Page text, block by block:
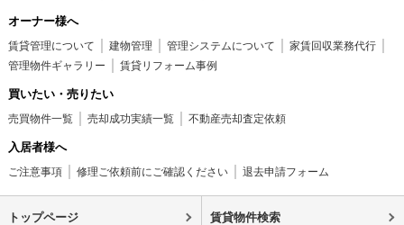
オーナー様へ
賃貸管理について 建物管理 管理システムについて
家賃回収業務代行
管理物件ギャラリー
賃貸リフォーム事例
買いたい・売りたい
売買物件一覧 売却成功実績一覧 不動産売却査定依頼
入居者様へ
ご注意事項 修理ご依頼前にご確認ください 退去申請フォーム
トップページ 賃貸物件検索